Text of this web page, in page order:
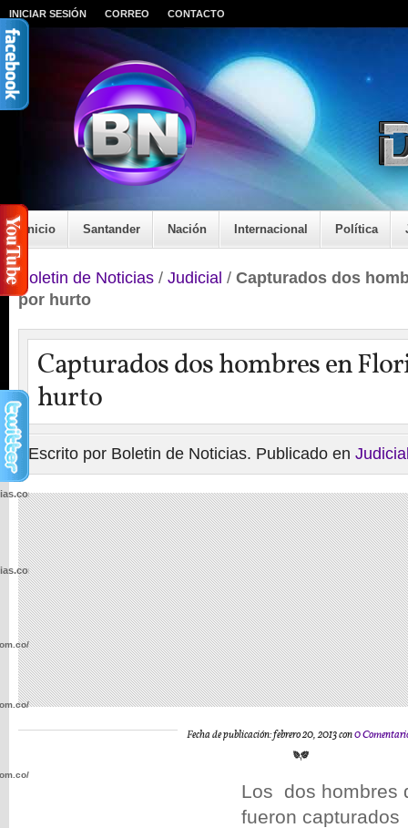
INICIAR SESIÓN CORREO CONTACTO
Inicio Santander Nación Internacional Política
Boletin de Noticias / Judicial / Capturados dos
por hurto
Capturados dos hombres en
hurto
Escrito por Boletin de Noticias. Publicado en
Fecha de publicación: febrero 20, 2013 con0
Los dos hombres
fueron
wp-
wp-
wp-
wp-
wp-